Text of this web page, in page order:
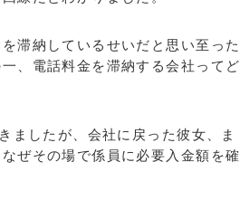
滞納しているせいだと思い至った
、電話料金を滞納する会社ってど
したが、会社に戻った彼女、ま
ぜその場で係員に必要入金額を確